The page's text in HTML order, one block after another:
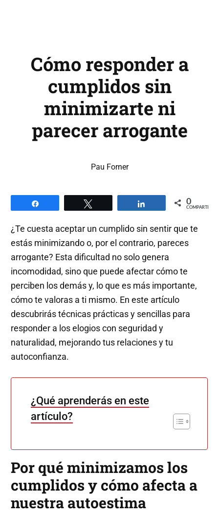
Cómo responder a
cumplidos sin
minimizarte ni
parecer arrogante
Pau Forner
Compartir 0
COMPARTIR
¿Te cuesta aceptar un cumplido sin sentir que te
estás minimizando o, por el contrario, pareces
arrogante? Esta dificultad no solo genera
incomodidad, sino que puede afectar cómo te
perciben los demás y, lo que es más importante,
cómo te valoras a ti mismo. En este artículo
descubrirás técnicas prácticas y sencillas para
responder a los elogios con seguridad y
naturalidad, mejorando tus relaciones y tu
autoconfianza.
¿Qué aprenderás en este
artículo?
Por qué minimizamos los
cumplidos y cómo afecta a
nuestra autoestima